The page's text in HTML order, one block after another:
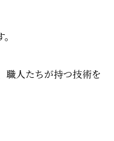
職人たちが持つ技術を